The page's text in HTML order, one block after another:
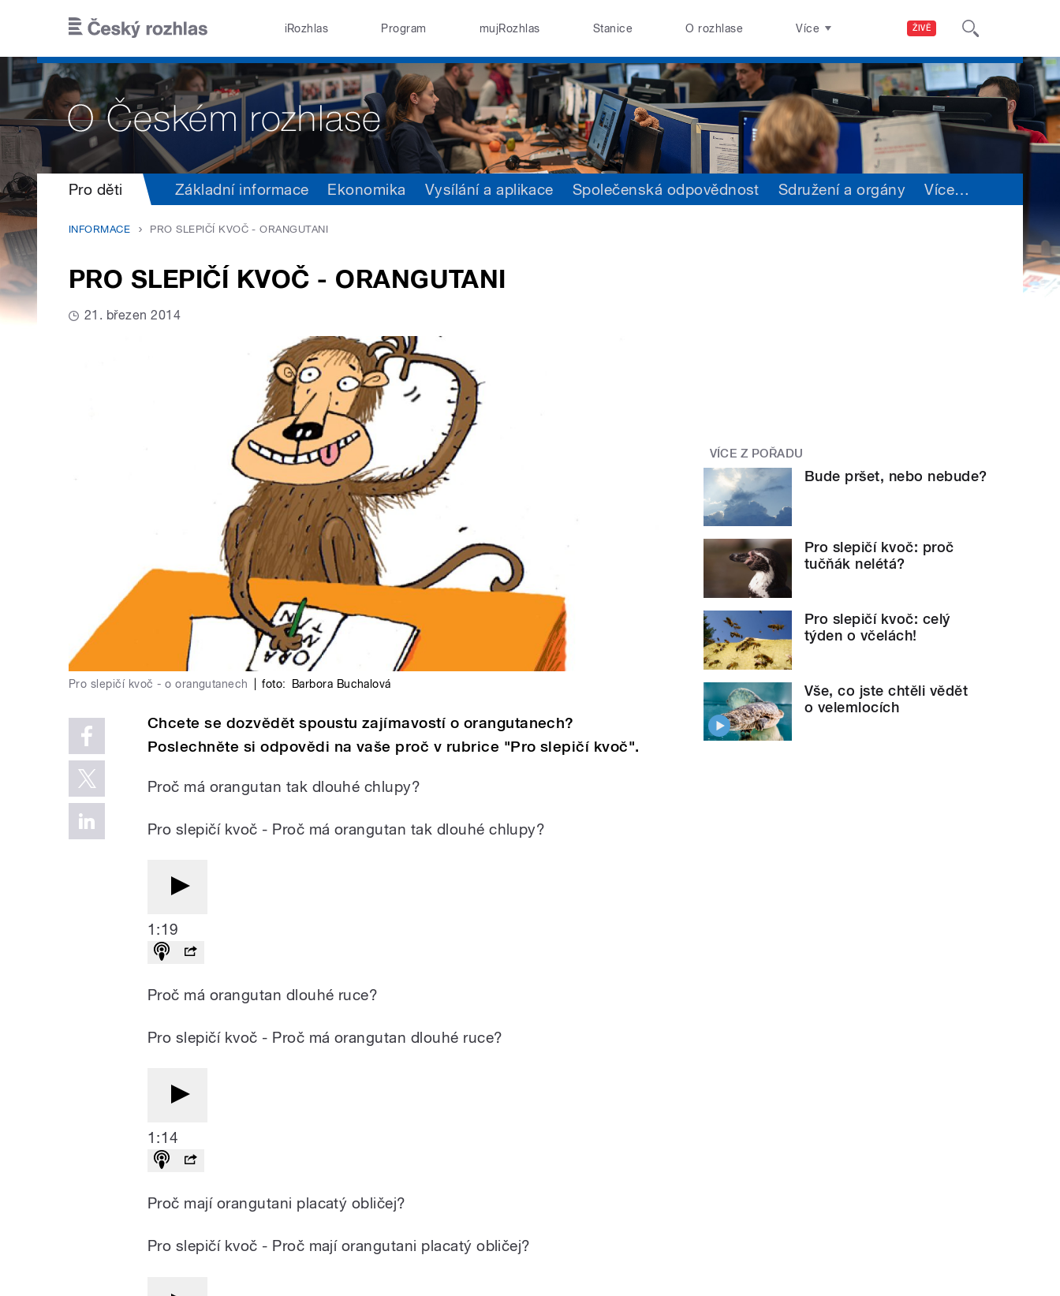
ŽIVĚ
iRozhlas Program mujRozhlas Stanice O rozhlase Více
Pro děti Základní informace Ekonomika Vysílání a aplikace Společenská odpovědnost Sdružení a orgány Více…
INFORMACE PRO SLEPIČÍ KVOČ - ORANGUTANI
PRO SLEPIČÍ KVOČ - ORANGUTANI
21. březen 2014
Pro slepičí kvoč - o orangutanech foto: Barbora Buchalová
Chcete se dozvědět spoustu zajímavostí o orangutanech?
Poslechněte si odpovědi na vaše proč v rubrice "Pro slepičí kvoč".
Proč má orangutan tak dlouhé chlupy?
Pro slepičí kvoč - Proč má orangutan tak dlouhé chlupy?
1:19
Proč má orangutan dlouhé ruce?
Pro slepičí kvoč - Proč má orangutan dlouhé ruce?
1:14
Proč mají orangutani placatý obličej?
Pro slepičí kvoč - Proč mají orangutani placatý obličej?
VÍCE Z POŘADU
Bude pršet, nebo nebude?
Pro slepičí kvoč: proč
tučňák nelétá?
Pro slepičí kvoč: celý
týden o včelách!
Vše, co jste chtěli vědět
o velemlocích